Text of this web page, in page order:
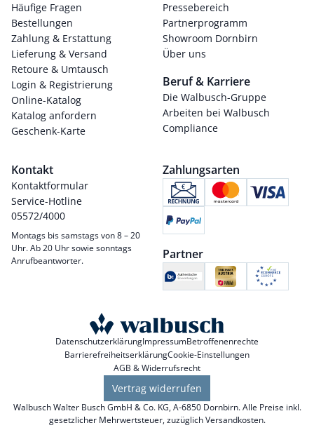
Häufige Fragen
Bestellungen
Zahlung & Erstattung
Lieferung & Versand
Retoure & Umtausch
Login & Registrierung
Online-Katalog
Katalog anfordern
Geschenk-Karte
Pressebereich
Partnerprogramm
Showroom Dornbirn
Über uns
Beruf & Karriere
Die Walbusch-Gruppe
Arbeiten bei Walbusch
Compliance
Kontakt
Kontaktformular
Service-Hotline
05572/4000
Montags bis samstags von 8 – 20
Uhr. Ab 20 Uhr sowie sonntags
Anrufbeantworter.
Zahlungsarten
Partner
DatenschutzerklärungImpressumBetroffenenrechte
BarrierefreiheitserklärungCookie-Einstellungen
AGB & Widerrufsrecht
Vertrag widerrufen
Walbusch Walter Busch GmbH & Co. KG, A-6850 Dornbirn. Alle Preise inkl.
gesetzlicher Mehrwertsteuer, zuzüglichVersandkosten.